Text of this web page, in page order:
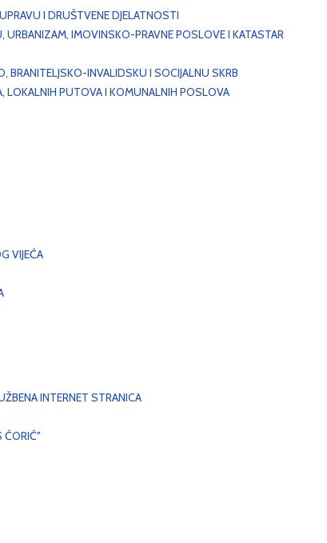
I DRUŠTVENE DJELATNOSTI
IMOVINSKO-PRAVNE POSLOVE I KATASTAR
INVALIDSKU I SOCIJALNU SKRB
LOKALNIH PUTOVA I KOMUNALNIH POSLOVA
VIJEĆA
INTERNET STRANICA
ĆORIĆ"